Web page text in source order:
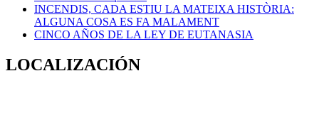
INCENDIS, CADA ESTIU LA MATEIXA HISTÒRIA:
ALGUNA COSA ES FA MALAMENT
CINCO AÑOS DE LA LEY DE EUTANASIA
LOCALIZACIÓN